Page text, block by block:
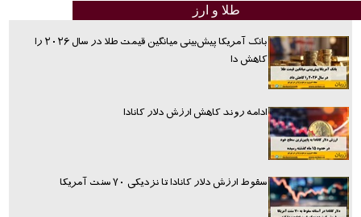
طلا و ارز
بانک آمریکا پیش‌بینی میانگین قیمت طلا در سال ۲۰۲۶ را
کاهش دا
ادامه روند کاهش ارزش دلار کانادا
سقوط ارزش دلار کانادا تا نزدیکی ۷۰ سنت آمریکا